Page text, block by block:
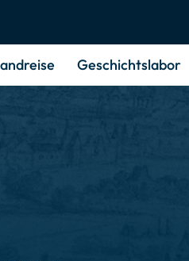
Geschichts­labor